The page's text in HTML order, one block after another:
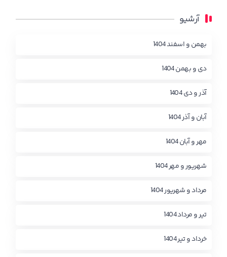
آرشیو
بهمن و اسفند 1404
دی و بهمن 1404
آذر و دی 1404
آبان و آذر 1404
مهر و آبان 1404
شهریور و مهر 1404
مرداد و شهریور 1404
تیر و مرداد 1404
خرداد و تیر 1404